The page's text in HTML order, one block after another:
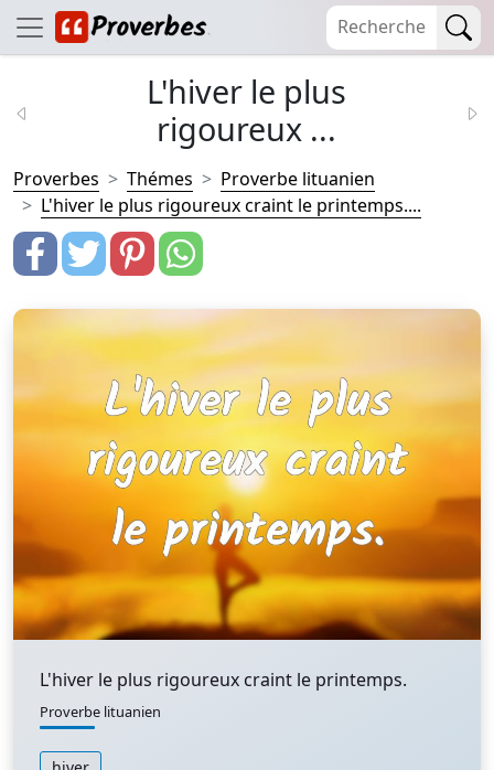
L'hiver le plus
rigoureux ...
Proverbes Thémes
Proverbe lituanien
L'hiver le plus rigoureux craint le printemps....
L'hiver le plus rigoureux craint le printemps.
Proverbe lituanien